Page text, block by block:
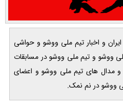
و اخبار تیم ملی ووشو و حواشی
ووشو و تیم ملی ووشو در مسابقات
مدال های تیم ملی ووشو و اعضای
ووشو در نم نمک.